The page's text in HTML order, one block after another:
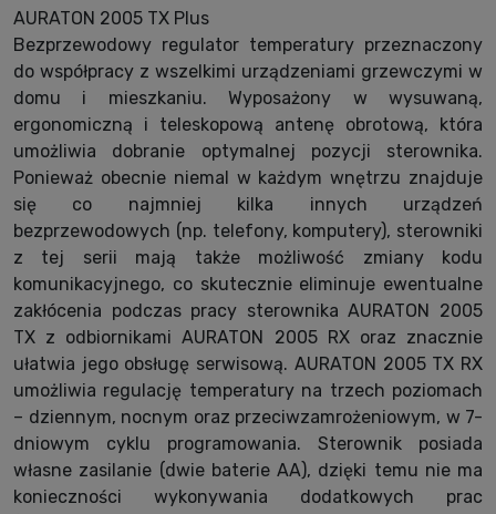
AURATON 2005 TX Plus
Bezprzewodowy regulator temperatury przeznaczony
do współpracy z wszelkimi urządzeniami grzewczymi w
domu i mieszkaniu. Wyposażony w wysuwaną,
ergonomiczną i teleskopową antenę obrotową, która
umożliwia dobranie optymalnej pozycji sterownika.
Ponieważ obecnie niemal w każdym wnętrzu znajduje
się co najmniej kilka innych urządzeń
bezprzewodowych (np. telefony, komputery), sterowniki
z tej serii mają także możliwość zmiany kodu
komunikacyjnego, co skutecznie eliminuje ewentualne
zakłócenia podczas pracy sterownika AURATON 2005
TX z odbiornikami AURATON 2005 RX oraz znacznie
ułatwia jego obsługę serwisową. AURATON 2005 TX RX
umożliwia regulację temperatury na trzech poziomach
– dziennym, nocnym oraz przeciwzamrożeniowym, w 7-
dniowym cyklu programowania. Sterownik posiada
własne zasilanie (dwie baterie AA), dzięki temu nie ma
konieczności wykonywania dodatkowych prac